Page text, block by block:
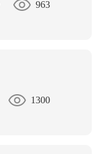
963
1300